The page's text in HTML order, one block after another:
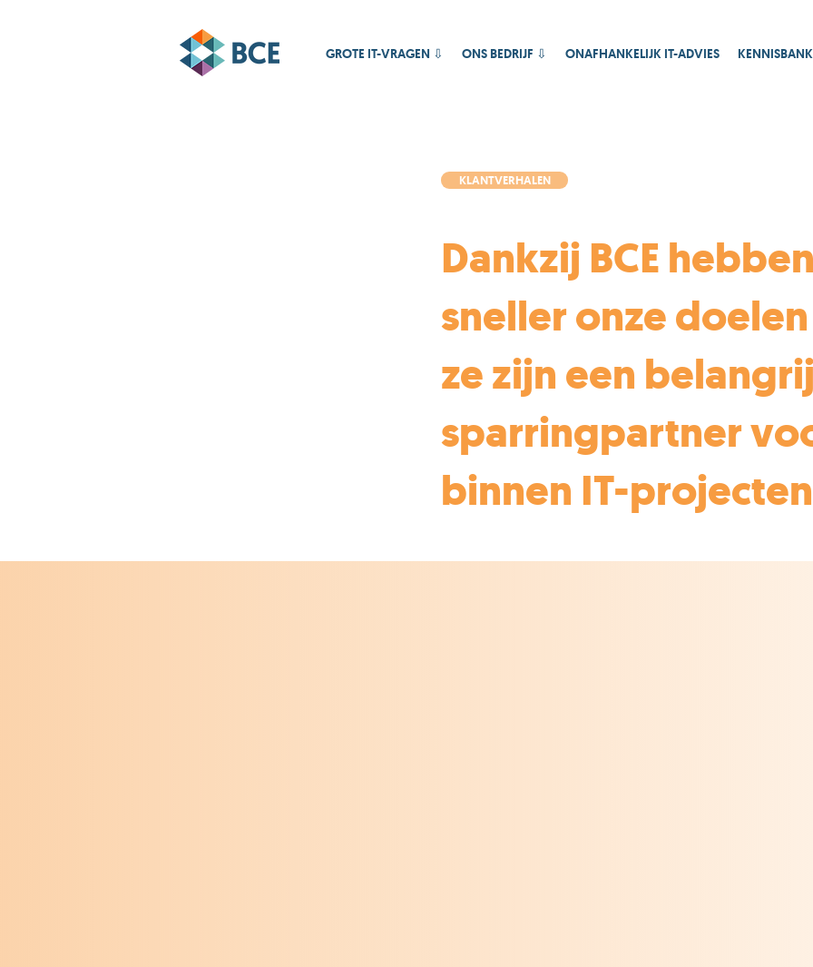
GROTE IT-VRAGEN ⇩ ONS BEDRIJF ⇩ ONAFHANKELIJK IT-ADVIES
KLANTVERHALEN
Dankzij BCE
sneller onze
ze zijn een
sparringpartner
binnen IT-projecten